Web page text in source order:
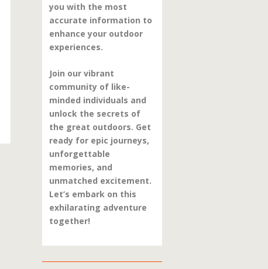
you with the most
accurate information to
enhance your outdoor
experiences.
Join our vibrant
community of like-
minded individuals and
unlock the secrets of
the great outdoors. Get
ready for epic journeys,
unforgettable
memories, and
unmatched excitement.
Let’s embark on this
exhilarating adventure
together!